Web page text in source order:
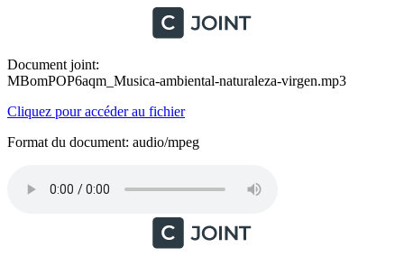
Document joint:
MBomPOP6aqm_Musica-ambiental-naturaleza-virgen.mp3
Cliquez pour accéder au fichier
Format du document: audio/mpeg